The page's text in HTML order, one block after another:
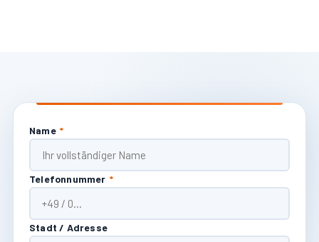
Name *
Telefonnummer *
Stadt / Adresse